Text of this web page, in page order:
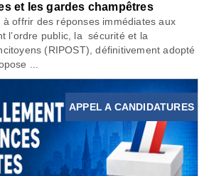
et les gardes champêtres
offrir des réponses immédiates aux
l’ordre public, la sécurité et la
(RIPOST), définitivement adopté
...
APPEL A CANDIDATURES